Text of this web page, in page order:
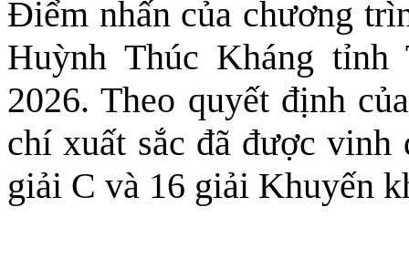
Điểm nhấn của chương
Huỳnh Thúc Kháng
2026. Theo quyết định
chí xuất sắc đã được
giải C và 16 giải Khuyến